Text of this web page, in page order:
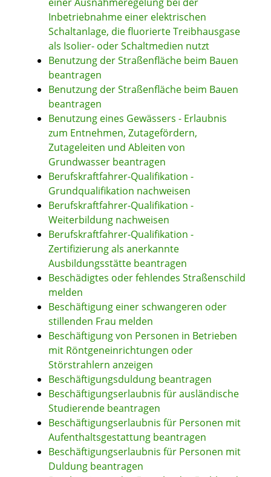
Inbetriebnahme einer elektrischen
Schaltanlage, die fluorierte Treibhausgase
als Isolier- oder Schaltmedien nutzt
Benutzung der Straßenfläche beim Bauen
beantragen
Benutzung der Straßenfläche beim Bauen
beantragen
Benutzung eines Gewässers - Erlaubnis
zum Entnehmen, Zutagefördern,
Zutageleiten und Ableiten von
Grundwasser beantragen
Berufskraftfahrer-Qualifikation -
Grundqualifikation nachweisen
Berufskraftfahrer-Qualifikation -
Weiterbildung nachweisen
Berufskraftfahrer-Qualifikation -
Zertifizierung als anerkannte
Ausbildungsstätte beantragen
Beschädigtes oder fehlendes Straßenschild
melden
Beschäftigung einer schwangeren oder
stillenden Frau melden
Beschäftigung von Personen in Betrieben
mit Röntgeneinrichtungen oder
Störstrahlern anzeigen
Beschäftigungsduldung beantragen
Beschäftigungserlaubnis für ausländische
Studierende beantragen
Beschäftigungserlaubnis für Personen mit
Aufenthaltsgestattung beantragen
Beschäftigungserlaubnis für Personen mit
Duldung beantragen